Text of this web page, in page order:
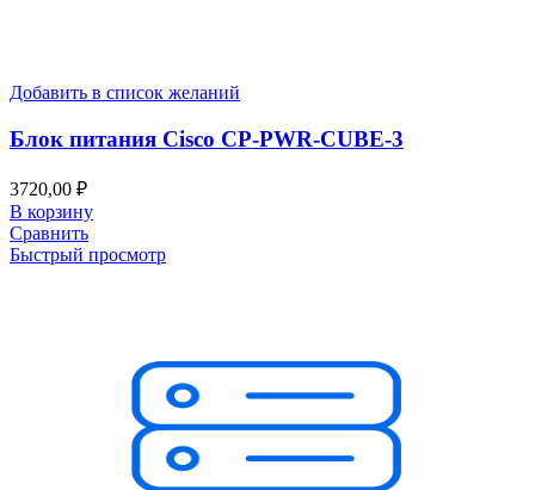
Добавить в список желаний
Блок питания Cisco CP-PWR-CUBE-3
3720,00 ₽
В корзину
Сравнить
Быстрый просмотр